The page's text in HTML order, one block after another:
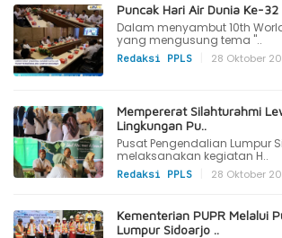
Puncak Hari Air Dunia Ke-
Dalam menyambut 10th
yang mengusung tema "..
Redaksi PPLS 28 Oktober
Mempererat Silahturahmi
Lingkungan Pu..
Pusat Pengendalian Lumpur
melaksanakan kegiatan H..
Redaksi PPLS 28 Oktober
Kementerian PUPR Melalui
Lumpur Sidoarjo ..